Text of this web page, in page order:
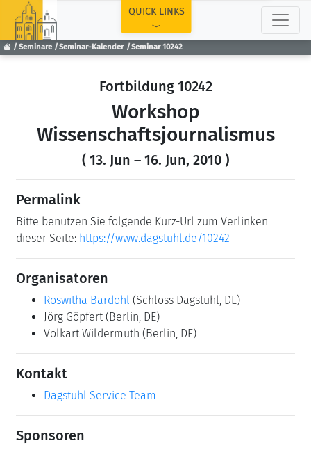
Seminare Seminar-Kalender Seminar 10242
QUICK LINKS
Fortbildung 10242
Workshop
Wissenschaftsjournalismus
( 13. Jun – 16. Jun, 2010 )
Permalink
Bitte benutzen Sie folgende Kurz-Url zum Verlinken
dieser Seite: https://www.dagstuhl.de/10242
Organisatoren
Roswitha Bardohl (Schloss Dagstuhl, DE)
Jörg Göpfert(Berlin, DE)
Volkart Wildermuth (Berlin, DE)
Kontakt
Dagstuhl Service Team
Sponsoren